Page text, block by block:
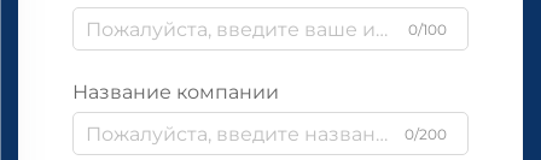
0/100
Название компании
0/200